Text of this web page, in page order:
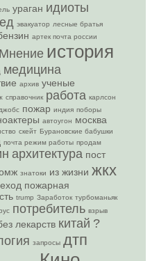
ураган идиоты
эвакуатор лесные братья
артек почта россии
Мнение история
медицина
архив ученые
справочник работа карлсон
пожар индия поборы
автоугон москва
скейт Бурановские бабушки
почта режим работы продам
архитектура пост
знатоки из жизни жкх
пожарная
trump Заработок турбоманьяк
потребитель взрыв
лекарств китай ?
запросы дтп